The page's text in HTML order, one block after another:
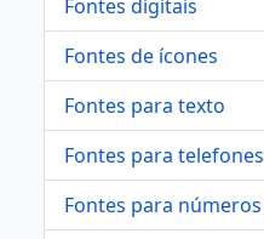
Fontes digitais
Fontes de ícones
Fontes para texto
Fontes para telefones
Fontes para